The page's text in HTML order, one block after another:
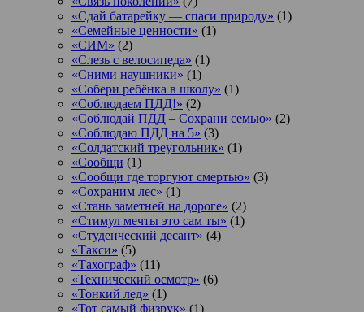
«Сдай батарейку — спаси природу» (1)
«Семейные ценности» (1)
«СИМ» (2)
«Слезь с велосипеда» (1)
«Сними наушники» (1)
«Собери ребёнка в школу» (1)
«Соблюдаем ПДД!» (2)
«Соблюдай ПДД – Сохрани семью» (2)
«Соблюдаю ПДД на 5» (3)
«Солдатский треугольник» (1)
«Сообщи (1)
«Сообщи где торгуют смертью» (3)
«Сохраним лес» (1)
«Стань заметней на дороге» (2)
«Стимул мечты это сам ты» (1)
«Студенческий десант» (4)
«Такси» (5)
«Тахограф» (11)
«Технический осмотр» (6)
«Тонкий лед» (1)
«Тот самый физрук» (1)